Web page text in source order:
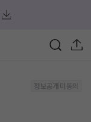
정보공개 미동의